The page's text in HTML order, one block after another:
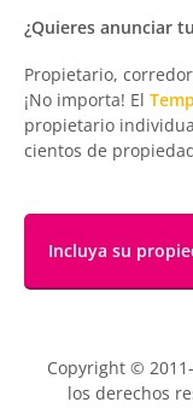
¿Quieres anunciar
Propietario,
¡No importa! El
propietario
cientos de
Incluya su
Copyright ©
los derechos